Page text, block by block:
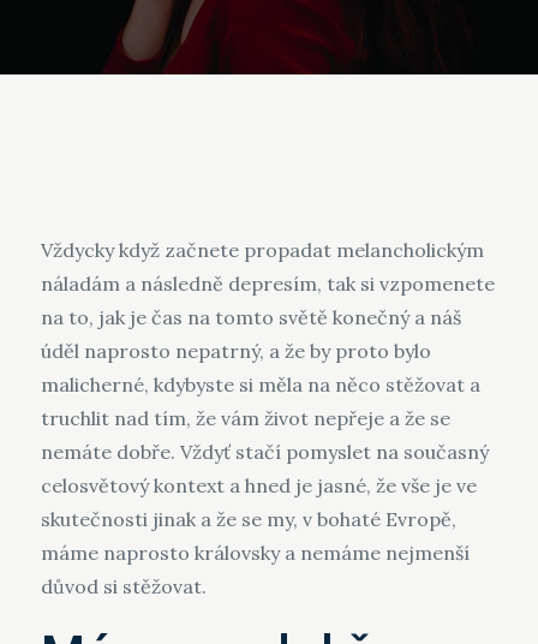
Vždycky když začnete propadat melancholickým
náladám a následně depresím, tak si vzpomenete
na to, jak je čas na tomto světě konečný a náš
úděl naprosto nepatrný, a že by proto bylo
malicherné, kdybyste si měla na něco stěžovat a
truchlit nad tím, že vám život nepřeje a že se
nemáte dobře. Vždyť stačí pomyslet na současný
celosvětový kontext a hned je jasné, že vše je ve
skutečnosti jinak a že se my, v bohaté Evropě,
máme naprosto královsky a nemáme nejmenší
důvod si stěžovat.